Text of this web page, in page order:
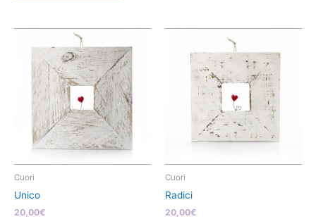
Cuori
Unico
20,00€
Cuori
Radici
20,00€